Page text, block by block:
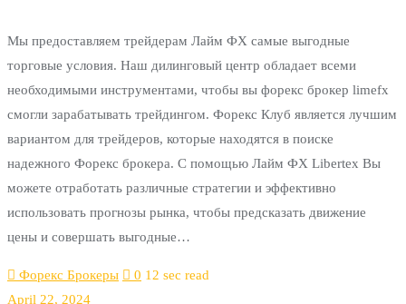
Мы предоставляем трейдерам Лайм ФХ самые выгодные
торговые условия. Наш дилинговый центр обладает всеми
необходимыми инструментами, чтобы вы форекс брокер limefx
смогли зарабатывать трейдингом. Форекс Клуб является лучшим
вариантом для трейдеров, которые находятся в поиске
надежного Форекс брокера. С помощью Лайм ФХ Libertex Вы
можете отработать различные стратегии и эффективно
использовать прогнозы рынка, чтобы предсказать движение
цены и совершать выгодные…
Форекс Брокеры 0 12 sec read
April 22, 2024